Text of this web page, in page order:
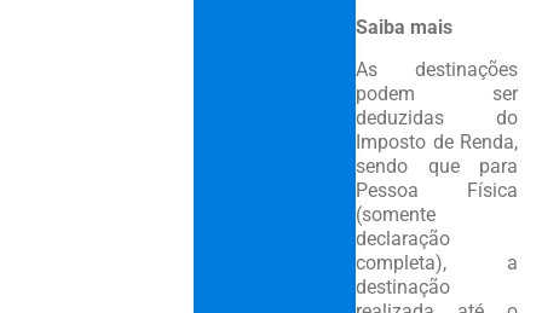
Saiba mais
As destinações
podem ser
deduzidas do
Imposto de Renda,
sendo que para
Pessoa Física
(somente
declaração
completa), a
destinação